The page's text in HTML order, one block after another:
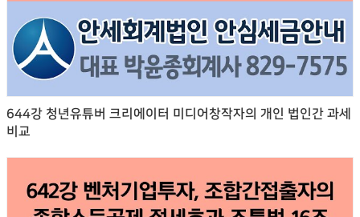
644강 청년유튜버 크리에이터 미디어창작자의 개인 법인간 과세
비교